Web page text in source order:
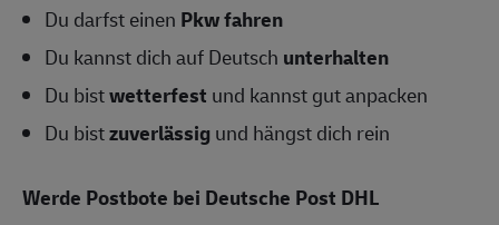
Du darfst einen Pkw fahren
Du kannst dich auf Deutsch unterhalten
Du bistwetterfest und kannst gut anpacken
Du bistzuverlässigund hängst dich rein
Werde Postbote bei Deutsche Post DHL